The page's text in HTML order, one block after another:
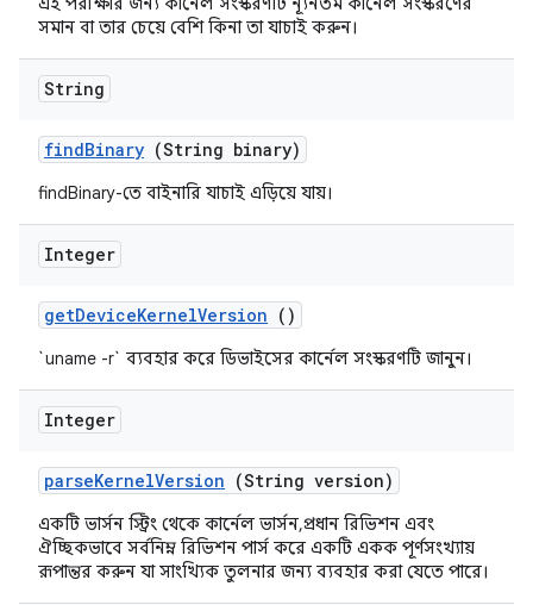
সমান বা তার চেয়ে বেশি কিনা তা যাচাই করুন।
String
findBinary (String binary)
findBinary-তে বাইনারি যাচাই এড়িয়ে যায়।
Integer
getDeviceKernelVersion ()
`uname -r` ব্যবহার করে ডিভাইসের কার্নেল সংস্করণটি জানুন।
Integer
parseKernelVersion (String version)
একটি ভার্সন স্ট্রিং থেকে কার্নেল ভার্সন, প্রধান রিভিশন এবং
ঐচ্ছিকভাবে সর্বনিম্ন রিভিশন পার্স করে একটি একক পূর্ণসংখ্যায়
রূপান্তর করুন যা সাংখ্যিক তুলনার জন্য ব্যবহার করা যেতে পারে।